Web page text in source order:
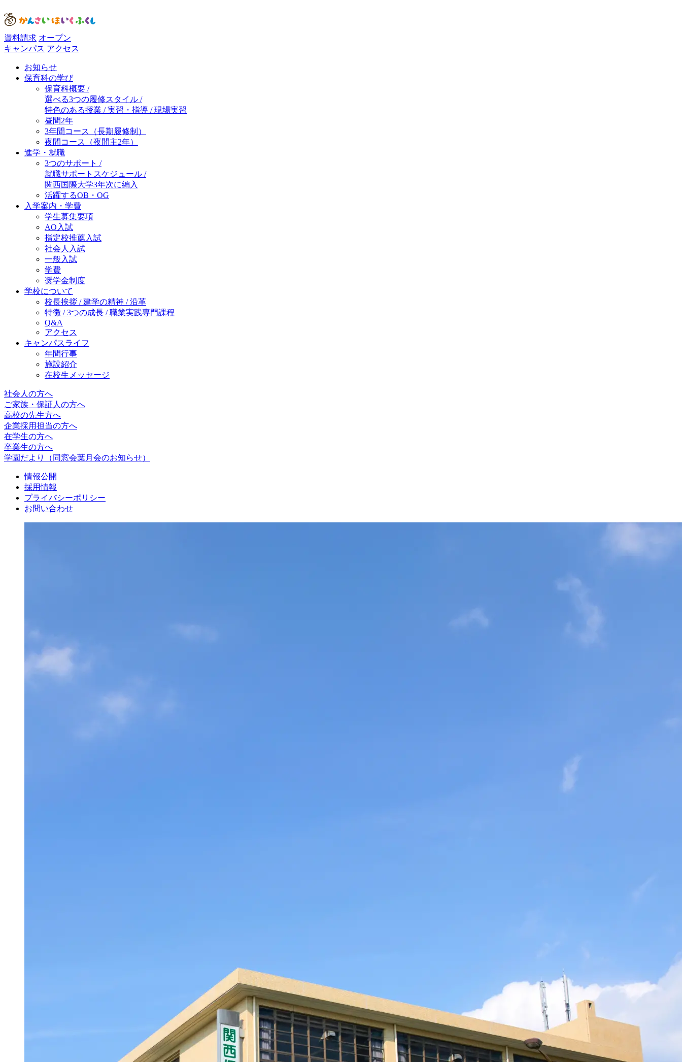
資料請求 オープン
キャンパス アクセス
お知らせ
保育科の学び
保育科概要 /
選べる3つの履修スタイル /
特色のある授業 / 実習・指導 / 現場実習
昼間2年
3年間コース（長期履修制）
夜間コース（夜間主2年）
進学・就職
3つのサポート /
就職サポートスケジュール /
関西国際大学3年次に編入
活躍するOB・OG
入学案内・学費
学生募集要項
AO入試
指定校推薦入試
社会人入試
一般入試
学費
奨学金制度
学校について
校長挨拶 / 建学の精神 / 沿革
特徴 / 3つの成長 / 職業実践専門課程
Q&A
アクセス
キャンパスライフ
年間行事
施設紹介
在校生メッセージ
社会人の方へ
ご家族・保証人の方へ
高校の先生方へ
企業採用担当の方へ
在学生の方へ
卒業生の方へ
学園だより
（同窓会葉月会のお知らせ）
情報公開
採用情報
プライバシーポリシー
お問い合わせ